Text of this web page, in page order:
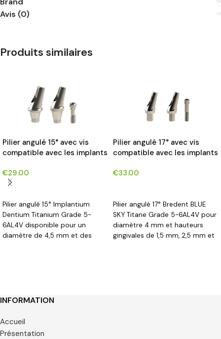
Avis (0)
Produits similaires
Pilier angulé 15° avec vis
compatible avec les implants
€29.00
CHOIX DES OPTIONS
Pilier angulé 15° Implantium
Dentium Titanium Grade 5-
6AL4V disponible pour un
diamètre de 4,5 mm et des
Pilier angulé 17° avec vis
compatible avec les implants
€33.00
Pilier angulé 17° Bredent BLUE
SKY Titane Grade 5-6AL4V pour
diamètre 4 mm et hauteurs
gingivales de 1,5 mm, 2,5 mm et
INFORMATION
Accueil
Présentation